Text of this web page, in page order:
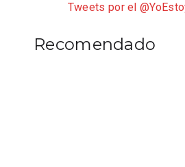
Tweets por el
Recomendado